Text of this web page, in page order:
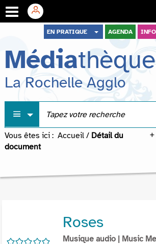
menu
contenu
recherche
EN PRATIQUE AGENDA
Média
La Rochelle Agglo
Vous êtes ici : Accueil / Détail du
document
/5
Roses
Musique audio | Music Me